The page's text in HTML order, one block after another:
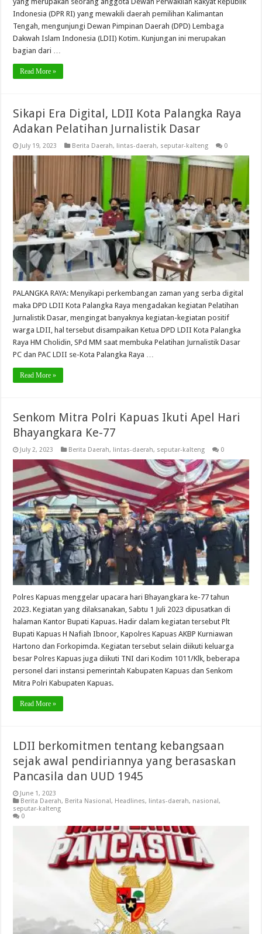
Indonesia (DPR RI) yang mewakili daerah pemilihan Kalimantan
Tengah, mengunjungi Dewan Pimpinan Daerah (DPD) Lembaga
Dakwah Islam Indonesia (LDII) Kotim. Kunjungan ini merupakan
bagian dari …
Read More »
Sikapi Era Digital, LDII Kota Palangka Raya
Adakan Pelatihan Jurnalistik Dasar
July 19, 2023 Berita Daerah, lintas-daerah, seputar-kalteng 0
PALANGKA RAYA: Menyikapi perkembangan zaman yang serba digital
maka DPD LDII Kota Palangka Raya mengadakan kegiatan Pelatihan
Jurnalistik Dasar, mengingat banyaknya kegiatan-kegiatan positif
warga LDII, hal tersebut disampaikan Ketua DPD LDII Kota Palangka
Raya HM Cholidin, SPd MM saat membuka Pelatihan Jurnalistik Dasar
PC dan PAC LDII se-Kota Palangka Raya …
Read More »
Senkom Mitra Polri Kapuas Ikuti Apel Hari
Bhayangkara Ke-77
July 2, 2023 Berita Daerah, lintas-daerah, seputar-kalteng 0
Polres Kapuas menggelar upacara hari Bhayangkara ke-77 tahun
2023. Kegiatan yang dilaksanakan, Sabtu 1 Juli 2023 dipusatkan di
halaman Kantor Bupati Kapuas. Hadir dalam kegiatan tersebut Plt
Bupati Kapuas H Nafiah Ibnoor, Kapolres Kapuas AKBP Kurniawan
Hartono dan Forkopimda. Kegiatan tersebut selain diikuti keluarga
besar Polres Kapuas juga diikuti TNI dari Kodim 1011/Klk, beberapa
personel dari instansi pemerintah Kabupaten Kapuas dan Senkom
Mitra Polri Kabupaten Kapuas.
Read More »
LDII berkomitmen tentang kebangsaan
sejak awal pendiriannya yang berasaskan
Pancasila dan UUD 1945
June 1, 2023
Berita Daerah, Berita Nasional, Headlines, lintas-daerah, nasional,
seputar-kalteng
0